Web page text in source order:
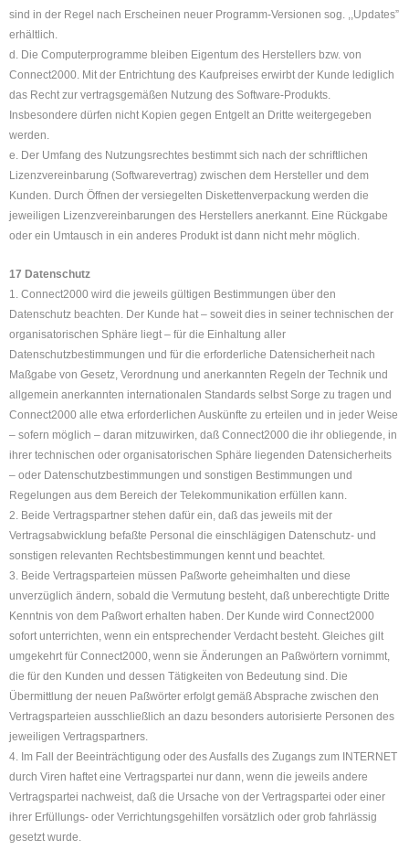
sind in der Regel nach Erscheinen neuer Programm-Versionen sog. ,,Updates”
erhältlich.
d. Die Computerprogramme bleiben Eigentum des Herstellers bzw. von
Connect2000. Mit der Entrichtung des Kaufpreises erwirbt der Kunde lediglich
das Recht zur vertragsgemäßen Nutzung des Software-Produkts.
Insbesondere dürfen nicht Kopien gegen Entgelt an Dritte weitergegeben
werden.
e. Der Umfang des Nutzungsrechtes bestimmt sich nach der schriftlichen
Lizenzvereinbarung (Softwarevertrag) zwischen dem Hersteller und dem
Kunden. Durch Öffnen der versiegelten Diskettenverpackung werden die
jeweiligen Lizenzvereinbarungen des Herstellers anerkannt. Eine Rückgabe
oder ein Umtausch in ein anderes Produkt ist dann nicht mehr möglich.
17 Datenschutz
1. Connect2000 wird die jeweils gültigen Bestimmungen über den
Datenschutz beachten. Der Kunde hat – soweit dies in seiner technischen der
organisatorischen Sphäre liegt – für die Einhaltung aller
Datenschutzbestimmungen und für die erforderliche Datensicherheit nach
Maßgabe von Gesetz, Verordnung und anerkannten Regeln der Technik und
allgemein anerkannten internationalen Standards selbst Sorge zu tragen und
Connect2000 alle etwa erforderlichen Auskünfte zu erteilen und in jeder Weise
– sofern möglich – daran mitzuwirken, daß Connect2000 die ihr obliegende, in
ihrer technischen oder organisatorischen Sphäre liegenden Datensicherheits
– oder Datenschutzbestimmungen und sonstigen Bestimmungen und
Regelungen aus dem Bereich der Telekommunikation erfüllen kann.
2. Beide Vertragspartner stehen dafür ein, daß das jeweils mit der
Vertragsabwicklung befaßte Personal die einschlägigen Datenschutz- und
sonstigen relevanten Rechtsbestimmungen kennt und beachtet.
3. Beide Vertragsparteien müssen Paßworte geheimhalten und diese
unverzüglich ändern, sobald die Vermutung besteht, daß unberechtigte Dritte
Kenntnis von dem Paßwort erhalten haben. Der Kunde wird Connect2000
sofort unterrichten, wenn ein entsprechender Verdacht besteht. Gleiches gilt
umgekehrt für Connect2000, wenn sie Änderungen an Paßwörtern vornimmt,
die für den Kunden und dessen Tätigkeiten von Bedeutung sind. Die
Übermittlung der neuen Paßwörter erfolgt gemäß Absprache zwischen den
Vertragsparteien ausschließlich an dazu besonders autorisierte Personen des
jeweiligen Vertragspartners.
4. Im Fall der Beeinträchtigung oder des Ausfalls des Zugangs zum INTERNET
durch Viren haftet eine Vertragspartei nur dann, wenn die jeweils andere
Vertragspartei nachweist, daß die Ursache von der Vertragspartei oder einer
ihrer Erfüllungs- oder Verrichtungsgehilfen vorsätzlich oder grob fahrlässig
gesetzt wurde.